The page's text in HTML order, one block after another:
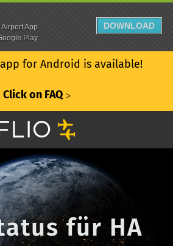
app for Android is available!
Click on FAQ ᐳ
für HA
App
Play
DOWNLOAD